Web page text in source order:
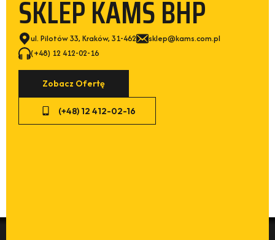
SKLEP KAMS BHP
ul. Pilotów 33, Kraków, 31-462
sklep@kams.com.pl
(+48) 12 412-02-16
Zobacz Ofertę
(+48) 12 412-02-16